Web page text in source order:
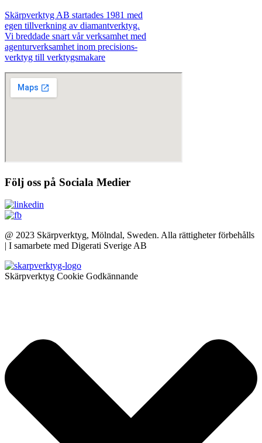
Skärpverktyg AB startades 1981 med
egen tillverkning av diamantverktyg.
Vi breddade snart vår verksamhet med
agenturverksamhet inom precisions-
verktyg till verktygsmakare
Följ oss på Sociala Medier
@ 2023 Skärpverktyg, Mölndal, Sweden. Alla rättigheter förbehålls
| I samarbete med Digerati Sverige AB
Skärpverktyg Cookie Godkännande